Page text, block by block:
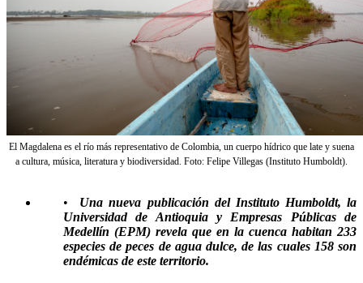
El Magdalena es el río más representativo de Colombia, un cuerpo hídrico que late y suena
a cultura, música, literatura y biodiversidad. Foto: Felipe Villegas (Instituto Humboldt).
• Una nueva publicación del Instituto Humboldt, la
Universidad de Antioquia y Empresas Públicas de
Medellín (EPM) revela que en la cuenca habitan 233
especies de peces de agua dulce, de las cuales 158 son
endémicas de este territorio.